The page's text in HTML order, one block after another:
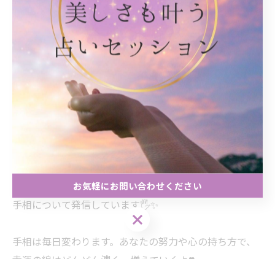
コメントで教えてね💕
*･゜ﾟ･*:.｡..｡.:*･'(*ﾟ▽ﾟ*)'･*:.｡. .｡.:*･゜ﾟ･*
このアカウントでは
☆あなたの隠れた才能がわかる
☆ピンチを避ける方法がわかる
☆未来の幸運を引き寄せる
手相について発信しています🖐️✨
手相は毎日変わります。あなたの努力や心の持ち方で、
お気軽にお問い合わせください
お気軽にお問い合わせください